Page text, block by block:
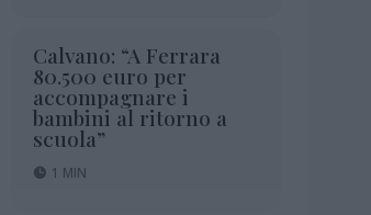
Calvano: “A Ferrara
80.500 euro per
accompagnare i
bambini al ritorno a
scuola”
1 MIN